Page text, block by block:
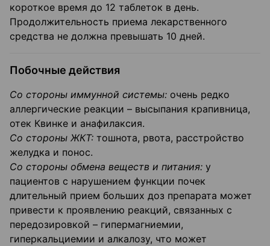
короткое время до 12 таблеток в день.
Продолжительность приема лекарственного
средства не должна превышать 10 дней.
Побочные действия
Со стороны иммунной системы: очень редко
аллергические реакции – высыпания крапивница,
отек Квинке и анафилаксия.
Со стороны ЖКТ: тошнота, рвота, расстройство
желудка и понос.
Со стороны обмена веществ и питания: у
пациентов с нарушением функции почек
длительный прием больших доз препарата может
привести к проявлению реакций, связанных с
передозировкой – гипермагниемии,
гиперкальциемии и алкалозу, что может